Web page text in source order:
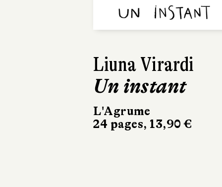
Liuna Virardi
Un instant
L'Agrume
24 pages, 13,90 €